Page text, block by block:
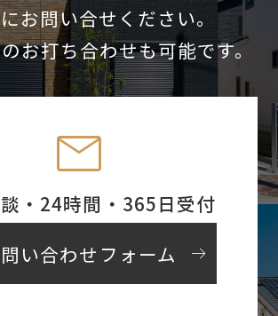
お問い合せください。
お打ち合わせも可能です。
mail
・24時間・365日受付
い合わせフォーム
arrow_right_alt